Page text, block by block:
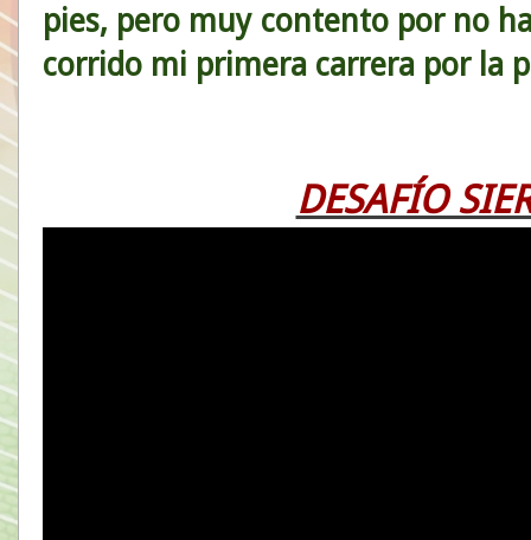
pies, pero muy contento por no
corrido mi primera carrera por la
DESAFÍO